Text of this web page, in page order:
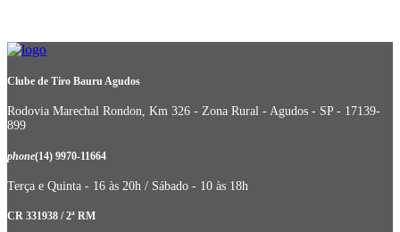
Clube de Tiro Bauru Agudos
Rodovia Marechal Rondon, Km 326 - Zona Rural - Agudos - SP - 17139-
899
phone(14) 9970-11664
Terça e Quinta - 16 às 20h / Sábado - 10 às 18h
CR 331938 / 2ª RM